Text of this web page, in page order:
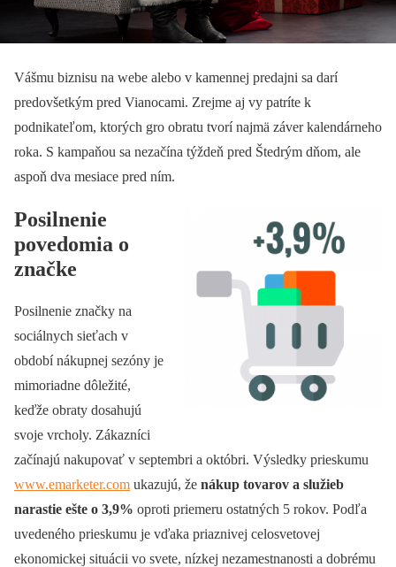
Vášmu biznisu na webe alebo v kamennej predajni sa darí
predovšetkým pred Vianocami. Zrejme aj vy patríte k
podnikateľom, ktorých gro obratu tvorí najmä záver kalendárneho
roka. S kampaňou sa nezačína týždeň pred Štedrým dňom, ale
aspoň dva mesiace pred ním.
Posilnenie
povedomia o
značke
Posilnenie značky na
sociálnych sieťach v
období nákupnej sezóny je
mimoriadne dôležité,
keďže obraty dosahujú
svoje vrcholy. Zákazníci
začínajú nakupovať v septembri a októbri. Výsledky prieskumu
www.emarketer.com ukazujú, že nákup tovarov a služieb
narastie ešte o 3,9% oproti priemeru ostatných 5 rokov. Podľa
uvedeného prieskumu je vďaka priaznivej celosvetovej
ekonomickej situácii vo svete, nízkej nezamestnanosti a dobrému